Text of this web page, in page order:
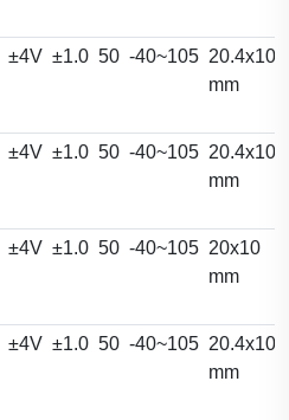
±4V ±1.0 50 -40~105
mm
±4V ±1.0 50 -40~105
mm
±4V ±1.0 50 -40~105 20x10
mm
±4V ±1.0 50 -40~105
mm